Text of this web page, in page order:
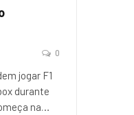
0
jogar F1
durante
na…